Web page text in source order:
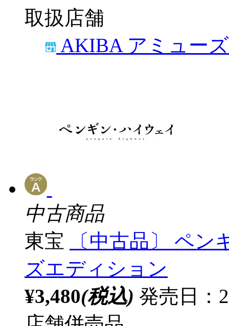
取扱店舗
AKIBA アミュー
中古商品
東宝
〔中古品〕 ペ
ズエディション
¥3,480(税込) 発売日：